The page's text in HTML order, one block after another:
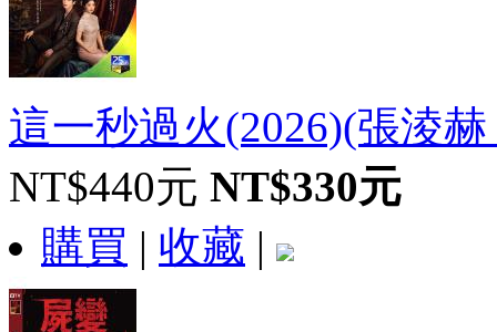
這一秒過火(2026)(張淩
NT$440元 NT$330元
購買 | 收藏 |